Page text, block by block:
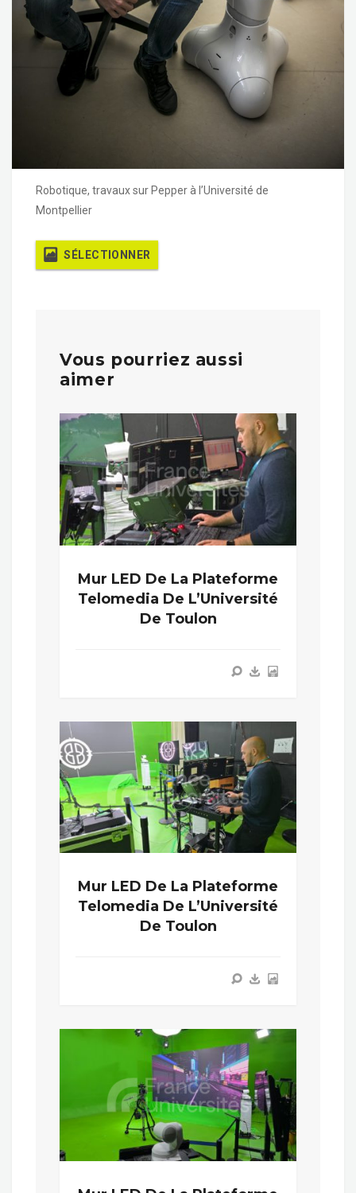
Robotique, travaux sur Pepper à l’Université de
Montpellier
SÉLECTIONNER
Vous pourriez aussi
aimer
Mur LED De La Plateforme
Telomedia De L’Université
De Toulon
Mur LED De La Plateforme
Telomedia De L’Université
De Toulon